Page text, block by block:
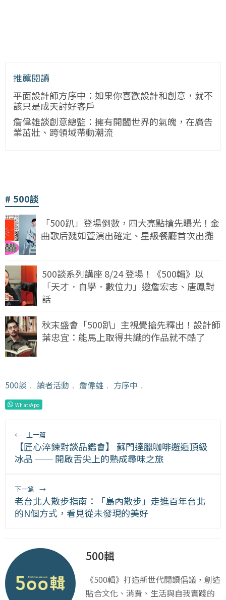
推薦閱讀
平面設計師方序中：如果你喜歡設計和創意，就不
該只是成天討好客戶
詹偉雄談創意總監：擁有開闔世界的氣魄，在廣告
業茁壯、跨領域帶動潮流
500談
「500趴」登場倒數，四大亮點搶先曝光！金
曲歌后魏如萱演出確定、星級餐廳首次出攤
500談系列講座 8/24 登場！《500輯》以
「天才．自學．數位力」邀詹宏志、唐鳳對
話
秋末盛會「500趴」主視覺搶先釋出！設計師
葉忠宜：能馬上取得共識的作品就不酷了
500談 ﹒ 讀者活動 ﹒ 詹偉雄 ﹒ 方序中 ﹒
WhatsApp
← 上一篇
【匠心淬鍊對談品鑑會】 蘇門達臘咖啡邂逅頂級
冰品 ── 開啟舌尖上的熟成尋味之旅
下一篇 →
老台北人散步指南：「島內散步」走進百年台北
的N個方式，看見從未發現的美好
500輯
《500輯》打造新世代閱讀倡議，創造
貼合文化、消費、生活與自我實踐的